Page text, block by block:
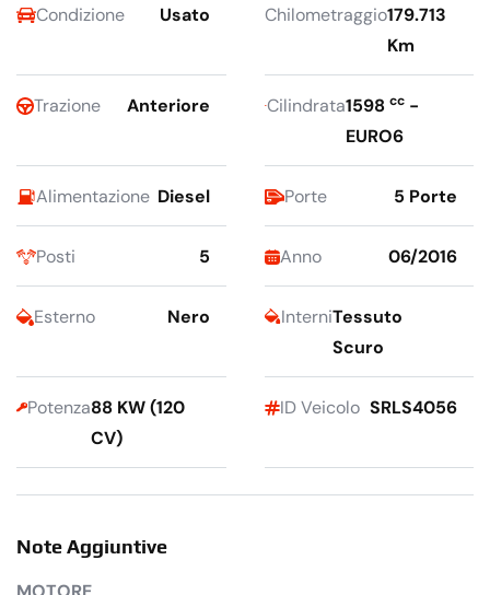
Condizione Usato Chilometraggio179.713
Km
Trazione Anteriore Cilindrata1598 cc-
EURO6
Alimentazione Diesel Porte 5 Porte
Posti 5 Anno 06/2016
Esterno Nero InterniTessuto
Scuro
Potenza88 KW (120
CV)
ID Veicolo SRLS4056
Note Aggiuntive